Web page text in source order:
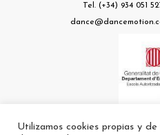
Tel. (+34) 934 051
Escuela nº a8074677 autorizada por
Utilizamos cookies propias y